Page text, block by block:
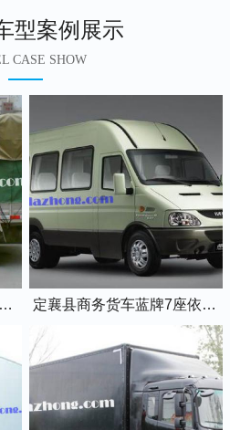
型案例展示
CASE SHOW
定襄县小型货车蓝牌0.8吨小卡车 定襄县商务货车蓝牌7座依维柯全顺车